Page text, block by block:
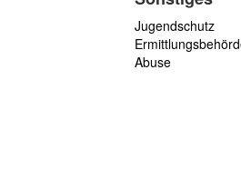
Jugendschutz
Abuse